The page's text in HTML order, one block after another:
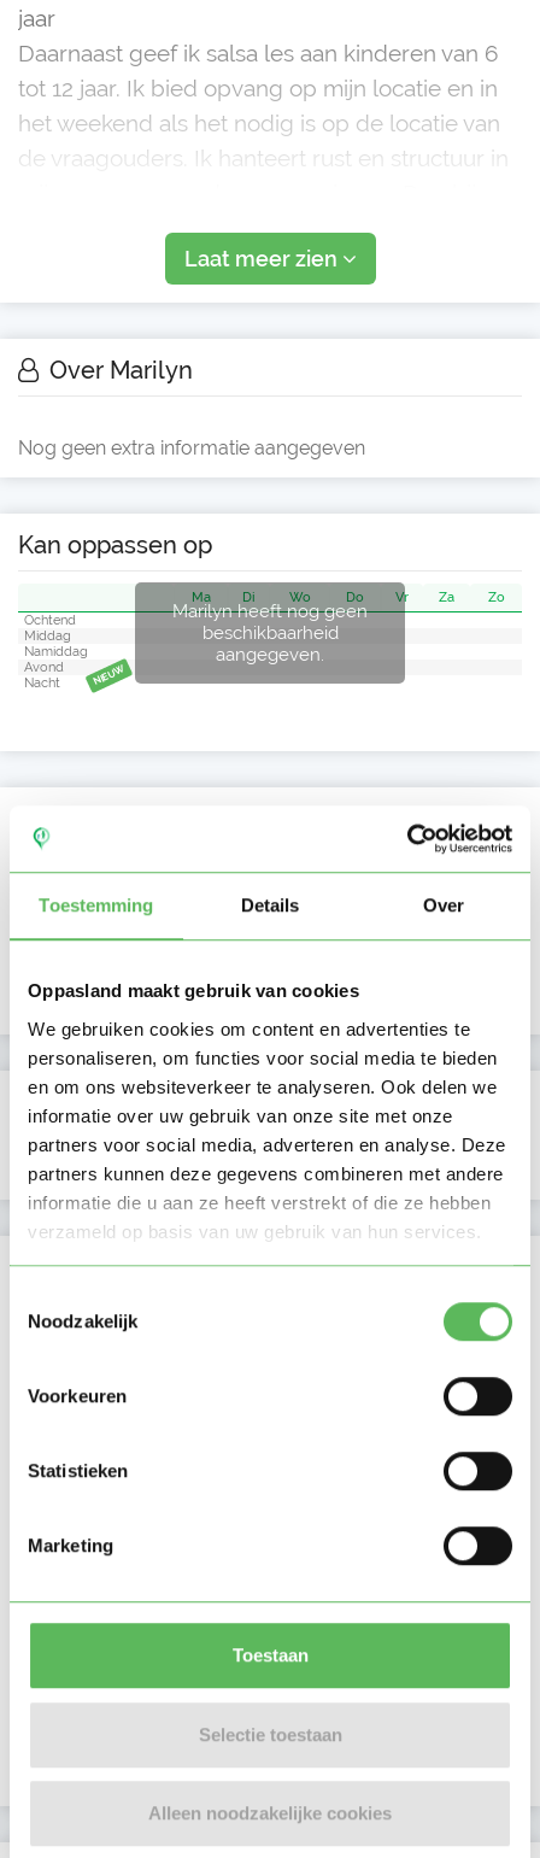
Toestemming Details Over
Oppasland maakt gebruik van cookies
We gebruiken cookies om content en advertenties te
personaliseren, om functies voor social media te bieden
en om ons websiteverkeer te analyseren. Ook delen we
informatie over uw gebruik van onze site met onze
partners voor social media, adverteren en analyse. Deze
partners kunnen deze gegevens combineren met andere
informatie die u aan ze heeft verstrekt of die ze hebben
verzameld op basis van uw gebruik van hun services.
Noodzakelijk
Voorkeuren
Statistieken
Marketing
Toestaan
Selectie toestaan
Alleen noodzakelijke cookies
jaar
Daarnaast geef ik salsa les aan kinderen van 6
tot 12 jaar. Ik bied opvang op mijn locatie en in
het weekend als het nodig is op de locatie van
de vraagouders. Ik hanteert rust en structuur in
doe ik de voorschoolse dat de kinderen
makkelijk kunnen doorstrome
Laat meer zien
Over Marilyn
Nog geen extra informatie aangegeven
Kan oppassen op
Marilyn heeft nog geen
beschikbaarheid
aangegeven.
Ma Di Wo Do Vr Za
Zo
Ochtend
Middag
Namiddag
Avond
Nacht
NIEUW
Laatste activiteit 01-08-2026
Profiel bijgewerkt
Verificaties
E-mailadres is geverifieerd
Locatie oppasadres (Amsterdam)